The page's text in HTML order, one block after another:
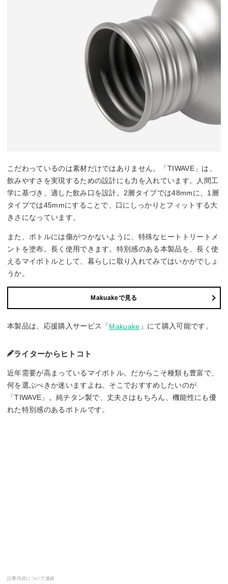
こだわっているのは素材だけではありません。「TIWAVE」は、
飲みやすさを実現するための設計にも力を入れています。人間工
学に基づき、適した飲み口を設計。2層タイプでは48mmに、1層
タイプでは45mmにすることで、口にしっかりとフィットする大
きさになっています。
また、ボトルには傷がつかないように、特殊なヒートトリートメ
ントを塗布。長く使用できます。特別感のある本製品を、長く使
えるマイボトルとして、暮らしに取り入れてみてはいかがでしょ
うか。
Makuakeで見る
本製品は、応援購入サービス「 Makuake 」にて購入可能です。
ライターからヒトコト
近年需要が高まっているマイボトル。だからこそ種類も豊富で、
何を選ぶべきか迷いますよね。そこでおすすめしたいのが
「TIWAVE」。純チタン製で、丈夫さはもちろん、機能性にも優
れた特別感のあるボトルです。
記事内容について連絡